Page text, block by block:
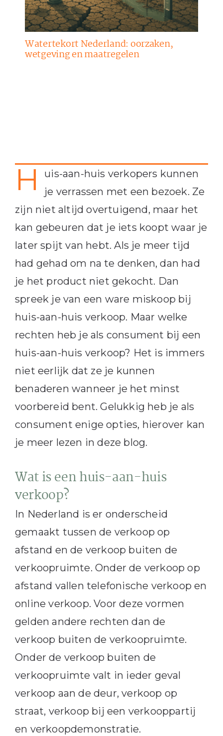
Watertekort Nederland: oorzaken,
wetgeving en maatregelen
H
uis-aan-huis verkopers kunnen
je verrassen met een bezoek. Ze
zijn niet altijd overtuigend, maar het
kan gebeuren dat je iets koopt waar je
later spijt van hebt. Als je meer tijd
had gehad om na te denken, dan had
je het product niet gekocht. Dan
spreek je van een ware miskoop bij
huis-aan-huis verkoop. Maar welke
rechten heb je als consument bij een
huis-aan-huis verkoop? Het is immers
niet eerlijk dat ze je kunnen
benaderen wanneer je het minst
voorbereid bent. Gelukkig heb je als
consument enige opties, hierover kan
je meer lezen in deze blog.
Wat is een huis-aan-huis
verkoop?
In Nederland is er onderscheid
gemaakt tussen de verkoop op
afstand en de verkoop buiten de
verkoopruimte. Onder de verkoop op
afstand vallen telefonische verkoop en
online verkoop. Voor deze vormen
gelden andere rechten dan de
verkoop buiten de verkoopruimte.
Onder de verkoop buiten de
verkoopruimte valt in ieder geval
verkoop aan de deur, verkoop op
straat, verkoop bij een verkooppartij
en verkoopdemonstratie.